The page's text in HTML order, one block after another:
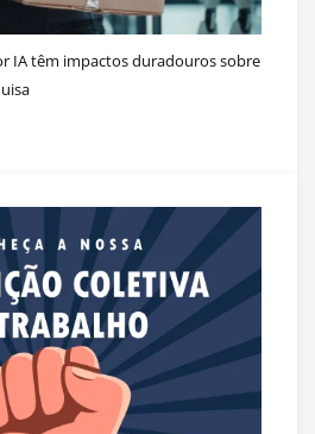
IA têm impactos duradouros sobre